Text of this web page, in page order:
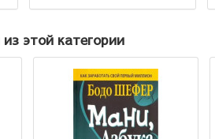
этой категории